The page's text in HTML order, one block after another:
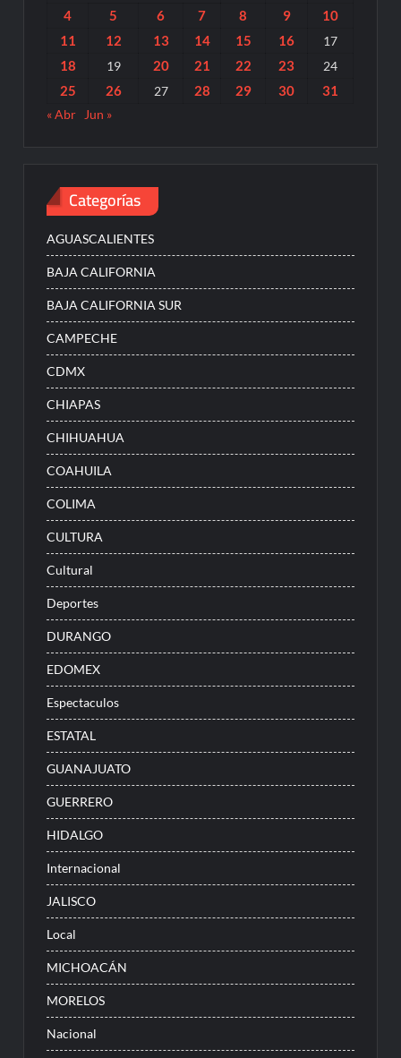
4
5 6 7 8 9
10
11
12 13 14 15 16 17
18 19 20 21 22 23 24
25 26 27 28 29 30 31
« Abr Jun »
Categorías
AGUASCALIENTES
BAJA CALIFORNIA
BAJA CALIFORNIA SUR
CAMPECHE
CDMX
CHIAPAS
CHIHUAHUA
COAHUILA
COLIMA
CULTURA
Cultural
Deportes
DURANGO
EDOMEX
Espectaculos
ESTATAL
GUANAJUATO
GUERRERO
HIDALGO
Internacional
JALISCO
Local
MICHOACÁN
MORELOS
Nacional